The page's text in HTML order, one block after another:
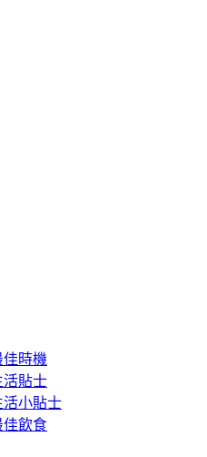
佳時機
活貼士
活小貼士
佳飲食